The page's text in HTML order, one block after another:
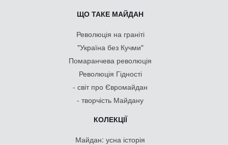
ЩО ТАКЕ МАЙДАН
Революція на граніті
"Україна без Кучми"
Помаранчева революція
Революція Гідності
- світ про Євромайдан
- творчість Майдану
КОЛЕКЦІЇ
Майдан: усна історія